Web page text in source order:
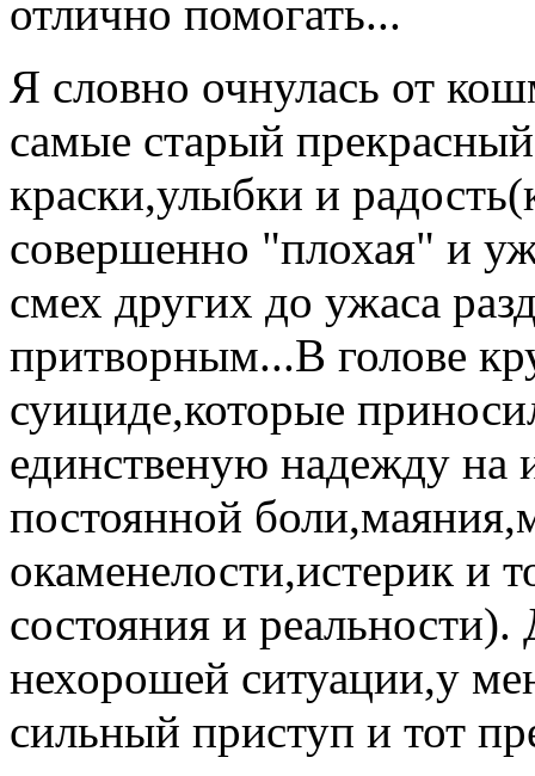
отлично помогать...
Я словно очнулась от
самые старый
краски,улыбки и
совершенно "плохая" и
смех других до ужаса
притворным...В голове
суициде,которые
единственую надежду на
постоянной
окаменелости,истерик и
состояния и реальности).
нехорошей ситуации,у
сильный приступ и тот